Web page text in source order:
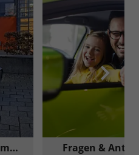
Fragen &